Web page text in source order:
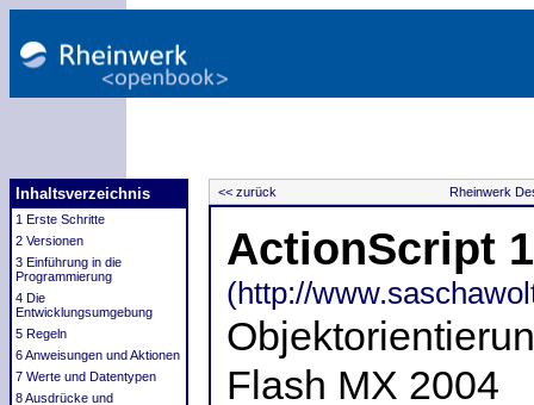
Inhaltsverzeichnis
1 Erste Schritte
2 Versionen
3 Einführung in die
Programmierung
4 Die
Entwicklungsumgebung
5 Regeln
6 Anweisungen und Aktionen
7 Werte und Datentypen
8 Ausdrücke und
<< zurück Rheinwerk
ActionScript
(http://
Flash MX 2004